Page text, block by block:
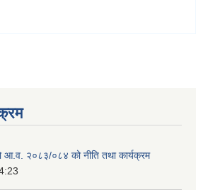
आ.व. २०८३/०८४ को नीति तथा कार्यक्रम